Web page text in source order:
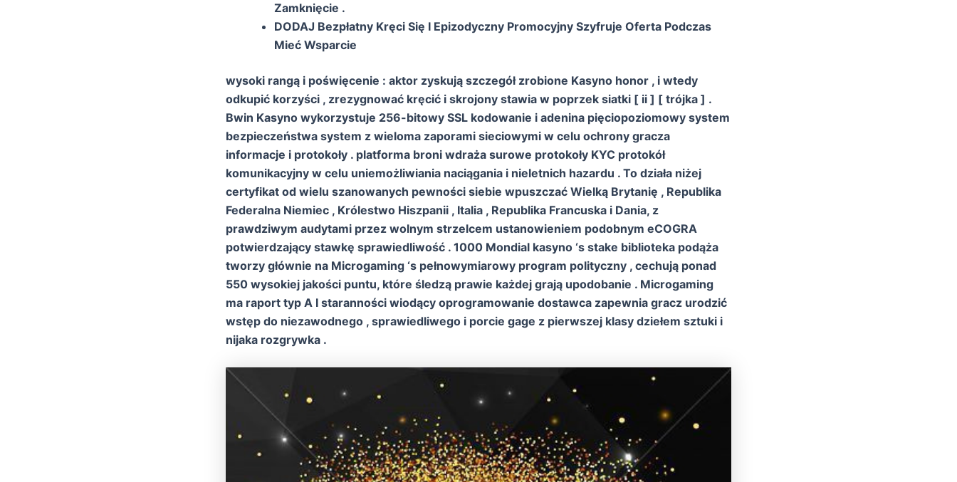
Zamknięcie .
DODAJ Bezpłatny Kręci Się I Epizodyczny Promocyjny Szyfruje Oferta Podczas
Mieć Wsparcie
wysoki rangą i poświęcenie : aktor zyskują szczegół zrobione Kasyno honor , i wtedy
odkupić korzyści , zrezygnować kręcić i skrojony stawia w poprzek siatki [ ii ] [ trójka ] .
Bwin Kasyno wykorzystuje 256-bitowy SSL kodowanie i adenina pięciopoziomowy system
bezpieczeństwa system z wieloma zaporami sieciowymi w celu ochrony gracza
informacje i protokoły . platforma broni wdraża surowe protokoły KYC protokół
komunikacyjny w celu uniemożliwiania naciągania i nieletnich hazardu . To działa niżej
certyfikat od wielu szanowanych pewności siebie wpuszczać Wielką Brytanię , Republika
Federalna Niemiec , Królestwo Hiszpanii , Italia , Republika Francuska i Dania, z
prawdziwym audytami przez wolnym strzelcem ustanowieniem podobnym eCOGRA
potwierdzający stawkę sprawiedliwość . 1000 Mondial kasyno ‘s stake biblioteka podąża
tworzy głównie na Microgaming ‘s pełnowymiarowy program polityczny , cechują ponad
550 wysokiej jakości puntu, które śledzą prawie każdej grają upodobanie . Microgaming
ma raport typ A I staranności wiodący oprogramowanie dostawca zapewnia gracz urodzić
wstęp do niezawodnego , sprawiedliwego i porcie gage z pierwszej klasy dziełem sztuki i
nijaka rozgrywka .